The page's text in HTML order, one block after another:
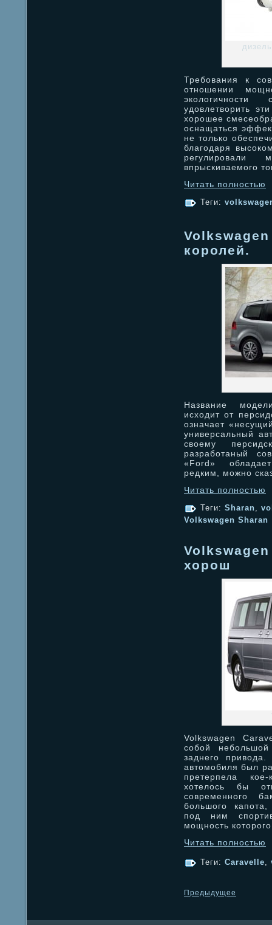
Требования к
отношении
удовлетворить
хорошее
оснащаться
не только
благодаря
регулировали
впрыскиваемого
Читать полностью
Теги:
королей.
Название
исходит от
означает
универсальный
своему
разработаный
«Ford»
редким, можно
Читать полностью
Теги: Sharan,
Volkswagen Sharan
хорош
Volkswagen
собой
заднего
автомобиля был
претерпела
хотелось бы
современного
большого
под ним
мощность
Читать полностью
Теги: Caravelle,
Предыдущее